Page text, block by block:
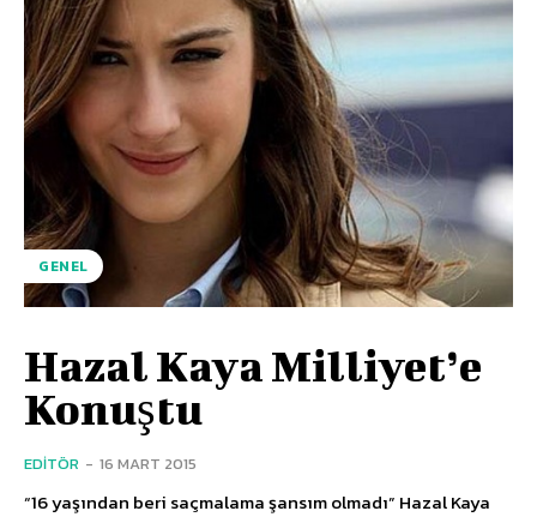
GENEL
Hazal Kaya Milliyet’e
Konuştu
EDITÖR - 16 MART 2015
“16 yaşından beri saçmalama şansım olmadı” Hazal Kaya